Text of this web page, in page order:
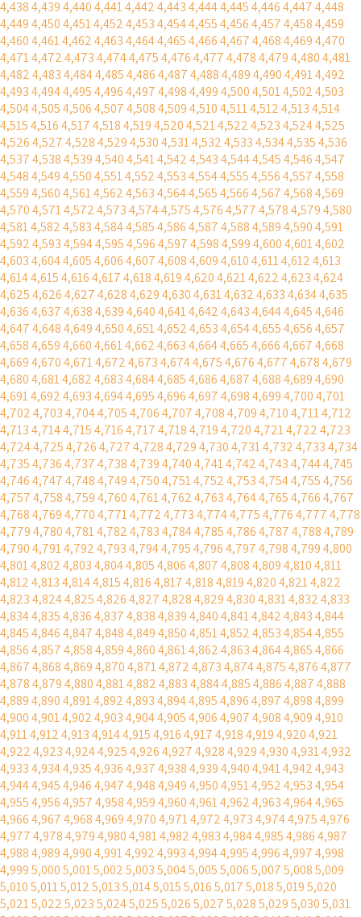
4,4384,4394,4404,4414,4424,4434,4444,4454,4464,4474,448
4,4494,4504,4514,4524,4534,4544,4554,4564,4574,4584,459
4,4604,4614,4624,4634,4644,4654,4664,4674,4684,4694,470
4,4714,4724,4734,4744,4754,4764,4774,4784,4794,4804,481
4,4824,4834,4844,4854,4864,4874,4884,4894,4904,4914,492
4,4934,4944,4954,4964,4974,4984,4994,5004,5014,5024,503
4,5044,5054,5064,5074,5084,5094,5104,5114,5124,5134,514
4,5154,5164,5174,5184,5194,5204,5214,5224,5234,5244,525
4,5264,5274,5284,5294,5304,5314,5324,5334,5344,5354,536
4,5374,5384,5394,5404,5414,5424,5434,5444,5454,5464,547
4,5484,5494,5504,5514,5524,5534,5544,5554,5564,5574,558
4,5594,5604,5614,5624,5634,5644,5654,5664,5674,5684,569
4,5704,5714,5724,5734,5744,5754,5764,5774,5784,5794,580
4,5814,5824,5834,5844,5854,5864,5874,5884,5894,5904,591
4,5924,5934,5944,5954,5964,5974,5984,5994,6004,6014,602
4,6034,6044,6054,6064,6074,6084,6094,6104,6114,6124,613
4,6144,6154,6164,6174,6184,6194,6204,6214,6224,6234,624
4,6254,6264,6274,6284,6294,6304,6314,6324,6334,6344,635
4,6364,6374,6384,6394,6404,6414,6424,6434,6444,6454,646
4,6474,6484,6494,6504,6514,6524,6534,6544,6554,6564,657
4,6584,6594,6604,6614,6624,6634,6644,6654,6664,6674,668
4,6694,6704,6714,6724,6734,6744,6754,6764,6774,6784,679
4,6804,6814,6824,6834,6844,6854,6864,6874,6884,6894,690
4,6914,6924,6934,6944,6954,6964,6974,6984,6994,7004,701
4,7024,7034,7044,7054,7064,7074,7084,7094,7104,7114,712
4,7134,7144,7154,7164,7174,7184,7194,7204,7214,7224,723
4,7244,7254,7264,7274,7284,7294,7304,7314,7324,7334,734
4,7354,7364,7374,7384,7394,7404,7414,7424,7434,7444,745
4,7464,7474,7484,7494,7504,7514,7524,7534,7544,7554,756
4,7574,7584,7594,7604,7614,7624,7634,7644,7654,7664,767
4,7684,7694,7704,7714,7724,7734,7744,7754,7764,7774,778
4,7794,7804,7814,7824,7834,7844,7854,7864,7874,7884,789
4,7904,7914,7924,7934,7944,7954,7964,7974,7984,7994,800
4,8014,8024,8034,8044,8054,8064,8074,8084,8094,8104,811
4,8124,8134,8144,8154,8164,8174,8184,8194,8204,8214,822
4,8234,8244,8254,8264,8274,8284,8294,8304,8314,8324,833
4,8344,8354,8364,8374,8384,8394,8404,8414,8424,8434,844
4,8454,8464,8474,8484,8494,8504,8514,8524,8534,8544,855
4,8564,8574,8584,8594,8604,8614,8624,8634,8644,8654,866
4,8674,8684,8694,8704,8714,8724,8734,8744,8754,8764,877
4,8784,8794,8804,8814,8824,8834,8844,8854,8864,8874,888
4,8894,8904,8914,8924,8934,8944,8954,8964,8974,8984,899
4,9004,9014,9024,9034,9044,9054,9064,9074,9084,9094,910
4,9114,9124,9134,9144,9154,9164,9174,9184,9194,9204,921
4,9224,9234,9244,9254,9264,9274,9284,9294,9304,9314,932
4,9334,9344,9354,9364,9374,9384,9394,9404,9414,9424,943
4,9444,9454,9464,9474,9484,9494,9504,9514,9524,9534,954
4,9554,9564,9574,9584,9594,9604,9614,9624,9634,9644,965
4,9664,9674,9684,9694,9704,9714,9724,9734,9744,9754,976
4,9774,9784,9794,9804,9814,9824,9834,9844,9854,9864,987
4,9884,9894,9904,9914,9924,9934,9944,9954,9964,9974,998
4,9995,0005,0015,0025,0035,0045,0055,0065,0075,0085,009
5,0105,0115,0125,0135,0145,0155,0165,0175,0185,0195,020
5,0215,0225,0235,0245,0255,0265,0275,0285,0295,0305,031